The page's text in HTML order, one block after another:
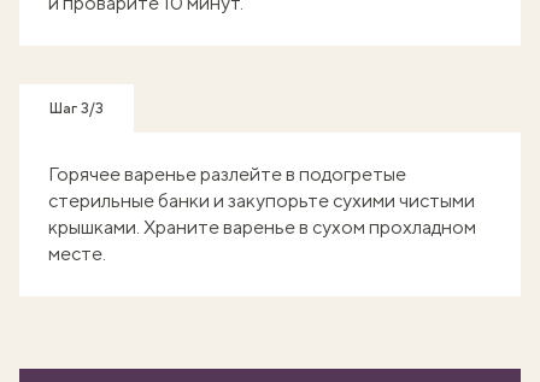
Шаг 3/3
Горячее варенье разлейте в подогретые
стерильные банки и закупорьте сухими чистыми
крышками. Храните варенье в сухом прохладном
месте.